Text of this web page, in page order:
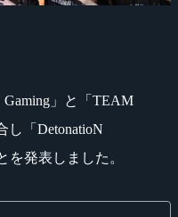
Gaming」と「TEAM
「DetonatioN
を発表しました。